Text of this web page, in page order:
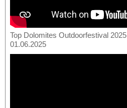
Top Dolomites Outdoorfestival 2025
01.06.2025